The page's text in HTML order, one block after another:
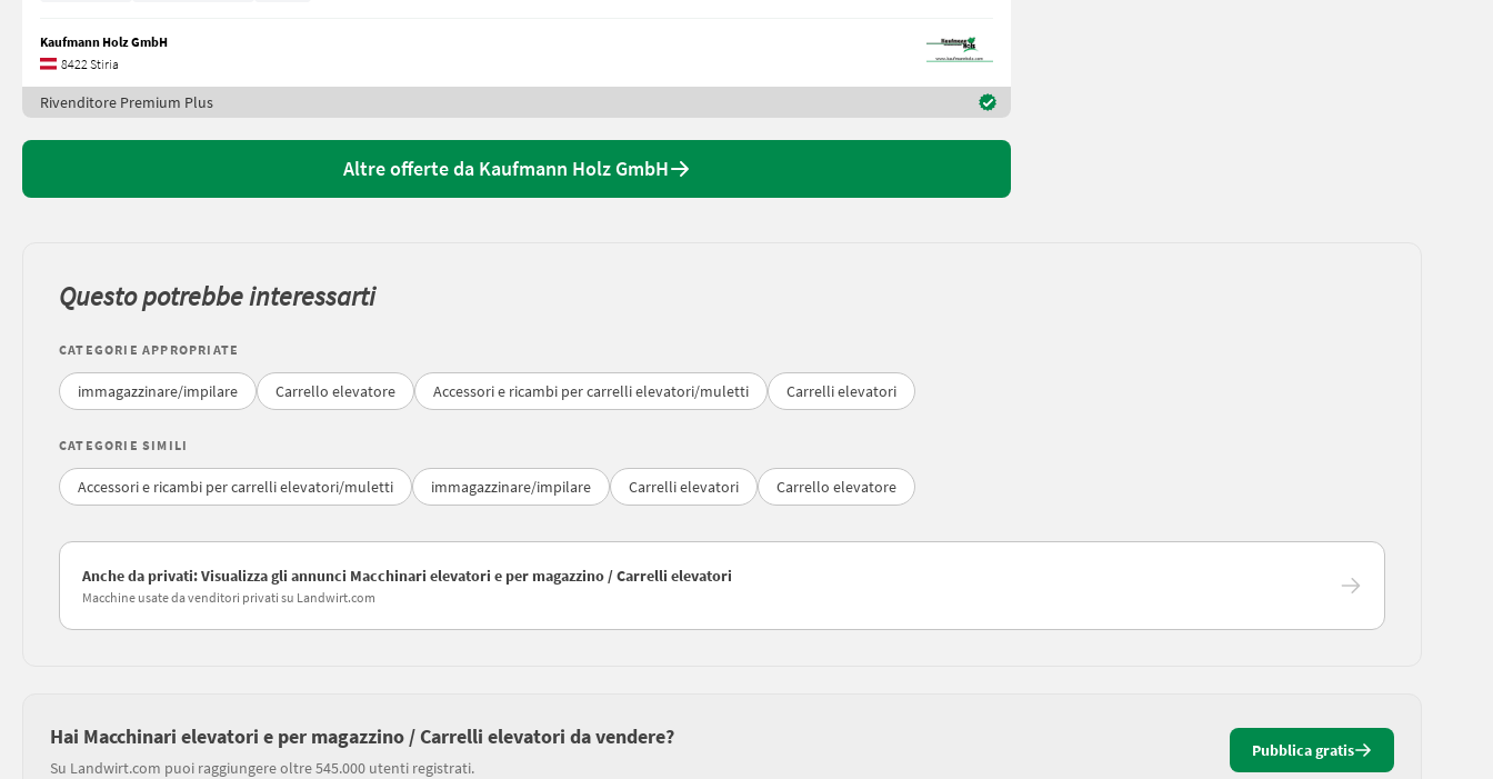
Kaufmann Holz GmbH
8422 Stiria
Rivenditore Premium Plus
Altre offerte da Kaufmann Holz GmbH
Questo potrebbe interessarti
CATEGORIE APPROPRIATE
immagazzinare/impilare Carrello elevatore Accessori e ricambi per carrelli elevatori/muletti Carrelli elevatori
CATEGORIE SIMILI
Accessori e ricambi per carrelli elevatori/muletti immagazzinare/impilare Carrelli elevatori Carrello elevatore
Anche da privati: Visualizza gli annunci Macchinari elevatori e per magazzino / Carrelli elevatori
Macchine usate da venditori privati su Landwirt.com
Hai Macchinari elevatori e per magazzino / Carrelli elevatori da vendere?
Su Landwirt.com puoi raggiungere oltre 545.000 utenti registrati.
Pubblica gratis